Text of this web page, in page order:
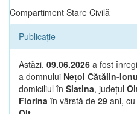
Compartiment Stare Civilă
Publicație
Astăzi, 09.06.2026 a fost
a domnului Nețoi Cătălin-
domiciliul în Slatina, județul
Florina în vârstă de 29 ani,